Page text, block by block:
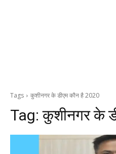
Tags कुशीनगर के डीएम कौन है 2020
Tag:कुशीनगर के